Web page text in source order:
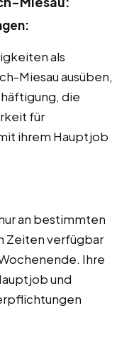
als
Miesau ausüben,
die
für
ihrem Hauptjob
an bestimmten
Zeiten verfügbar
Ihre
und